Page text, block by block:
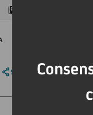
SHARE PRINT